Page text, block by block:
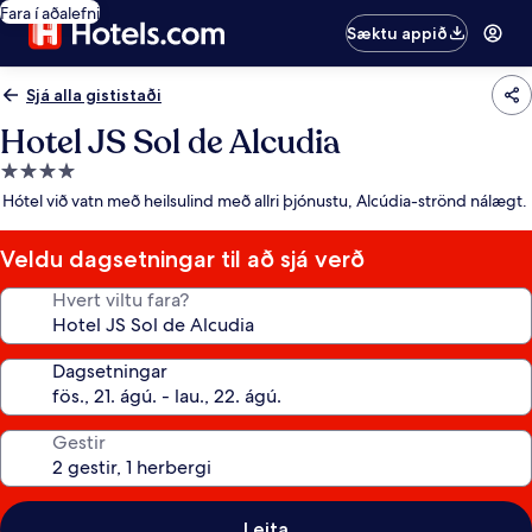
Fara í aðalefni
Sæktu appið
Sjá alla gististaði
Hotel JS Sol de Alcudia
4.0
stjörnu
Hótel við vatn með heilsulind með allri þjónustu, Alcúdia-strönd nálægt.
Veldu dagsetningar til að sjá verð
Hvert viltu fara?
Dagsetningar
Gestir